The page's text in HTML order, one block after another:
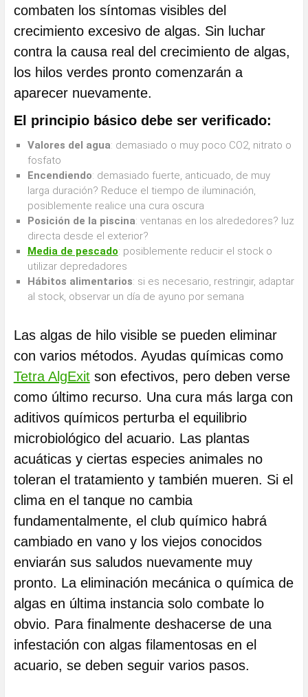
combaten los síntomas visibles del
crecimiento excesivo de algas. Sin luchar
contra la causa real del crecimiento de algas,
los hilos verdes pronto comenzarán a
aparecer nuevamente.
El principio básico debe ser verificado:
Valores del agua: demasiado o muy poco CO2, nitrato o
fosfato
Encendiendo: demasiado fuerte, anticuado, de muy
larga duración? Reduce el tiempo de iluminación,
posiblemente realice una cura oscura
Posición de la piscina: ventanas en los alrededores? luz
directa desde el exterior?
Media de pescado: posiblemente reducir el stock o
utilizar depredadores
Hábitos alimentarios: si es necesario, restringir, adaptar
al stock, observar un día de ayuno por semana
Las algas de hilo visible se pueden eliminar
con varios métodos. Ayudas químicas como
Tetra AlgExitson efectivos, pero deben verse
como último recurso. Una cura más larga con
aditivos químicos perturba el equilibrio
microbiológico del acuario. Las plantas
acuáticas y ciertas especies animales no
toleran el tratamiento y también mueren. Si el
clima en el tanque no cambia
fundamentalmente, el club químico habrá
cambiado en vano y los viejos conocidos
enviarán sus saludos nuevamente muy
pronto. La eliminación mecánica o química de
algas en última instancia solo combate lo
obvio. Para finalmente deshacerse de una
infestación con algas filamentosas en el
acuario, se deben seguir varios pasos.